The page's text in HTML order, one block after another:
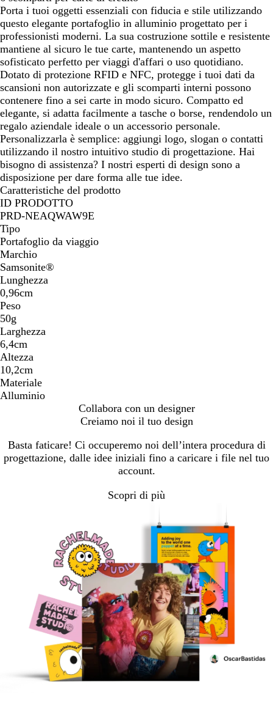
i
o
t
e
Porta i tuoi oggetti essenziali con fiducia e stile utilizzando
questo elegante portafoglio in alluminio progettato per i
professionisti moderni. La sua costruzione sottile e resistente
mantiene al sicuro le tue carte, mantenendo un aspetto
sofisticato perfetto per viaggi d'affari o uso quotidiano.
Dotato di protezione RFID e NFC, protegge i tuoi dati da
scansioni non autorizzate e gli scomparti interni possono
contenere fino a sei carte in modo sicuro. Compatto ed
elegante, si adatta facilmente a tasche o borse, rendendolo un
regalo aziendale ideale o un accessorio personale.
Personalizzarla è semplice: aggiungi logo, slogan o contatti
utilizzando il nostro intuitivo studio di progettazione. Hai
bisogno di assistenza? I nostri esperti di design sono a
disposizione per dare forma alle tue idee.
Caratteristiche del prodotto
ID PRODOTTO
PRD-NEAQWAW9E
Tipo
Portafoglio da viaggio
Marchio
Samsonite®
Lunghezza
0,96cm
Peso
50g
Larghezza
6,4cm
Altezza
10,2cm
Materiale
Alluminio
Collabora con un designer
Creiamo noi il tuo design
Basta faticare! Ci occuperemo noi dell’intera procedura di
progettazione, dalle idee iniziali fino a caricare i file nel tuo
account.
Scopri di più